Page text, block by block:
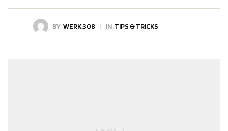
BY WERK.308 IN TIPS & TRICKS